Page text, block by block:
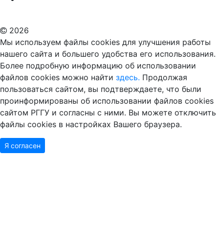
2026
Мы используем файлы cookies для улучшения работы
нашего сайта и большего удобства его использования.
Более подробную информацию об использовании
файлов cookies можно найти здесь. Продолжая
пользоваться сайтом, вы подтверждаете, что были
проинформированы об использовании файлов cookies
сайтом РГГУ и согласны с ними. Вы можете отключить
файлы cookies в настройках Вашего браузера.
Я согласен